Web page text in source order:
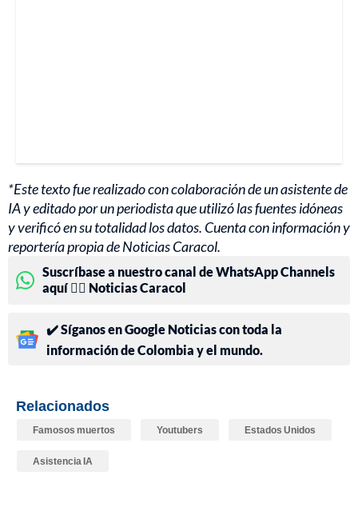
*Este texto fue realizado con colaboración de un asistente de
IA y editado por un periodista que utilizó las fuentes idóneas
y verificó en su totalidad los datos. Cuenta con información y
reportería propia de Noticias Caracol.
Suscríbase a nuestro canal de WhatsApp Channels
aquí 👉🏻 Noticias Caracol
✔️ Síganos en Google Noticias con toda la
información de Colombia y el mundo.
Relacionados
Famosos muertos Youtubers Estados Unidos
Asistencia IA